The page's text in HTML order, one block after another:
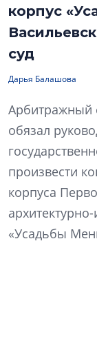
корпус
суд
Дарья Балашова
Арбитражный
обязал
произвести
корпуса
«Усадьбы